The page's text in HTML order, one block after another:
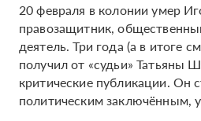
20 февраля в колонии умер
правозащитник,
деятель. Три года (а в итоге
получил от «судьи» Татьяны
критические публикации. Он
политическим заключённым,